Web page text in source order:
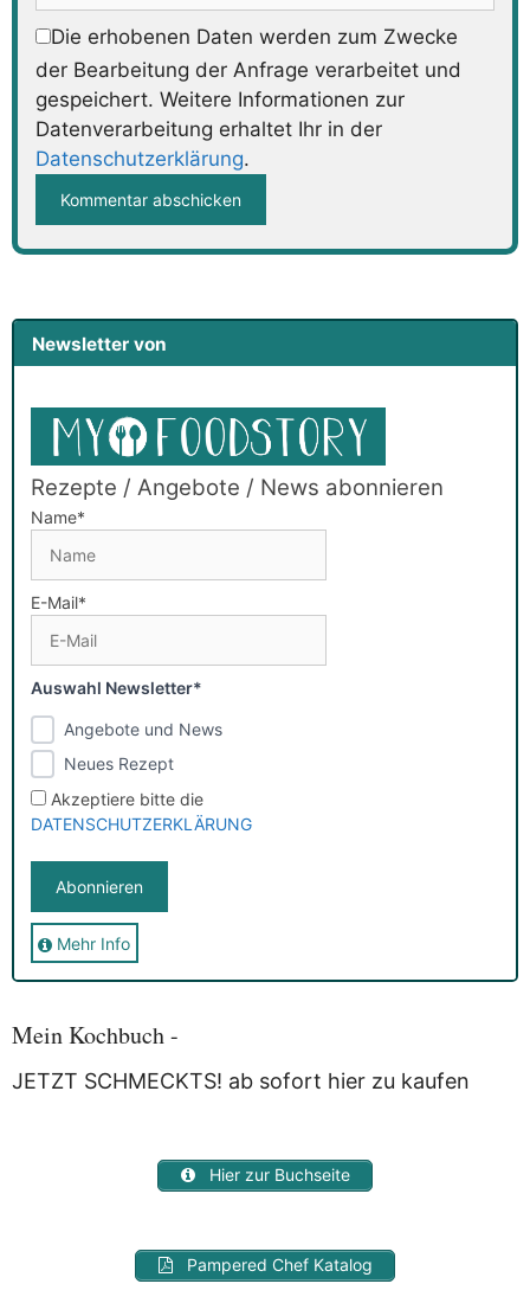
Die erhobenen Daten werden zum Zwecke
der Bearbeitung der Anfrage verarbeitet und
gespeichert. Weitere Informationen zur
Datenverarbeitung erhaltet Ihr in der
Datenschutzerklärung.
Newsletter von
Rezepte / Angebote / News abonnieren
Name*
E-Mail*
Auswahl Newsletter*
Angebote und News
Neues Rezept
Akzeptiere bitte die
DATENSCHUTZERKLÄRUNG
Sie erhalten nach der Anmeldung eine E-Mail, in der Sie um
Speicherung und Verarbeitung Deiner Daten durch
Myfoodstory einverstanden. Deine Daten werden
Dritte weitergegeben und dienen nur für diesen Service!
Mehr Info
Mein Kochbuch -
JETZT SCHMECKTS! ab sofort hier zu kaufen
Hier zur Buchseite
Pampered Chef Katalog